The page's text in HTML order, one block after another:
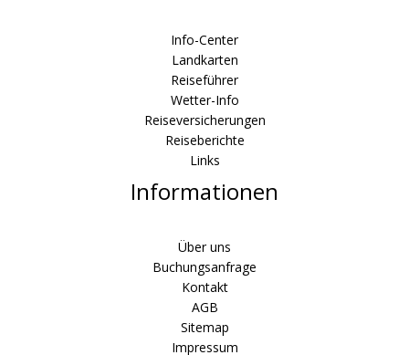
Info-Center
Landkarten
Reiseführer
Wetter-Info
Reiseversicherungen
Reiseberichte
Links
Informationen
Über uns
Buchungsanfrage
Kontakt
AGB
Sitemap
Impressum